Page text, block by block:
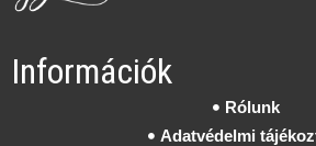
Információk
Rólunk
Adatvédelmi